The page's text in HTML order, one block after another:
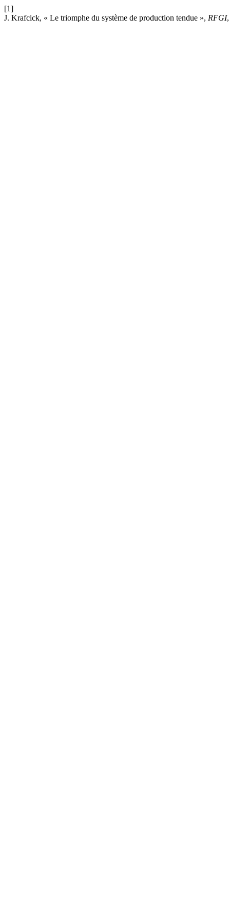
[1]
J. Krafcick, « Le triomphe du système de production tendue », RFGI